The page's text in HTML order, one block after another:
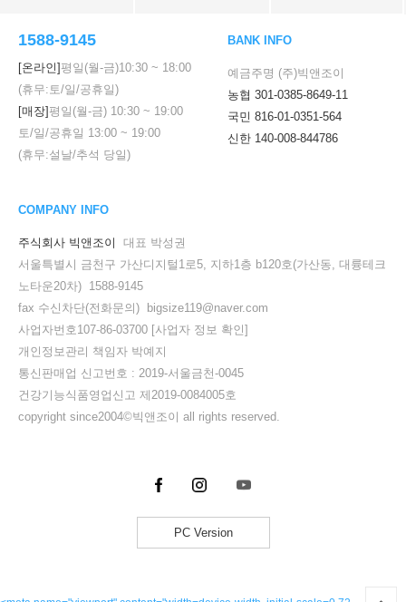
1588-9145
[온라인] 평일(월-금)10:30 ~ 18:00
(휴무:토/일/공휴일)
[매장] 평일(월-금) 10:30 ~ 19:00
토/일/공휴일 13:00 ~ 19:00
(휴무:설날/추석 당일)
BANK INFO
예금주명 (주)빅앤조이
농협 301-0385-8649-11
국민 816-01-0351-564
신한 140-008-844786
COMPANY INFO
주식회사 빅앤조이
대표 박성권
서울특별시 금천구 가산디지털1로5, 지하1층 b120호(가산동, 대륭테크
노타운20차) 1588-9145
fax 수신차단(전화문의) bigsize119@naver.com
사업자번호107-86-03700 [사업자 정보 확인]
개인정보관리 책임자 박예지
통신판매업 신고번호 : 2019-서울금천-0045
건강기능식품영업신고 제2019-0084005호
copyright since2004©빅앤조이 all rights reserved.
PC Version